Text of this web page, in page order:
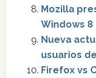
Mozilla
Windows 8
Nueva
usuarios
Firefox vs